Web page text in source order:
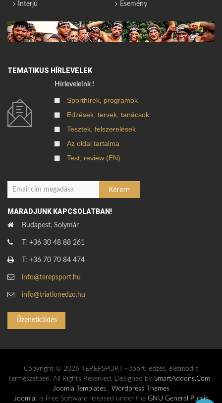
Interjú
Esemény
TEMATIKUS HÍRLEVELEK
Hírleveleink !
Sporthírek, programok
Edzések, tervek, tanácsok
Tesztek, felszerelések
Az oldal tartalma
Test, review (EN)
MARADJUNK KAPCSOLATBAN!
Budapest, Solymár
T: +36 30 48 88 261
T: +36 70 70 84 474
info@terepsport.hu
info@triatlonedzo.hu
Üzenetküldés
Copyright © 2026 TEREPSPORT - sport, edzés, életmód a
természetben. All Rights Reserved. Designed by SmartAddons.Com,
Joomla Templates, Wordpress Themes
Joomla! is Free Software released under the GNU General Public